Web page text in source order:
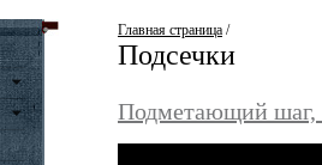
Год основания школы1987
Главная страница /
Подсечки
Подметающий шаг,